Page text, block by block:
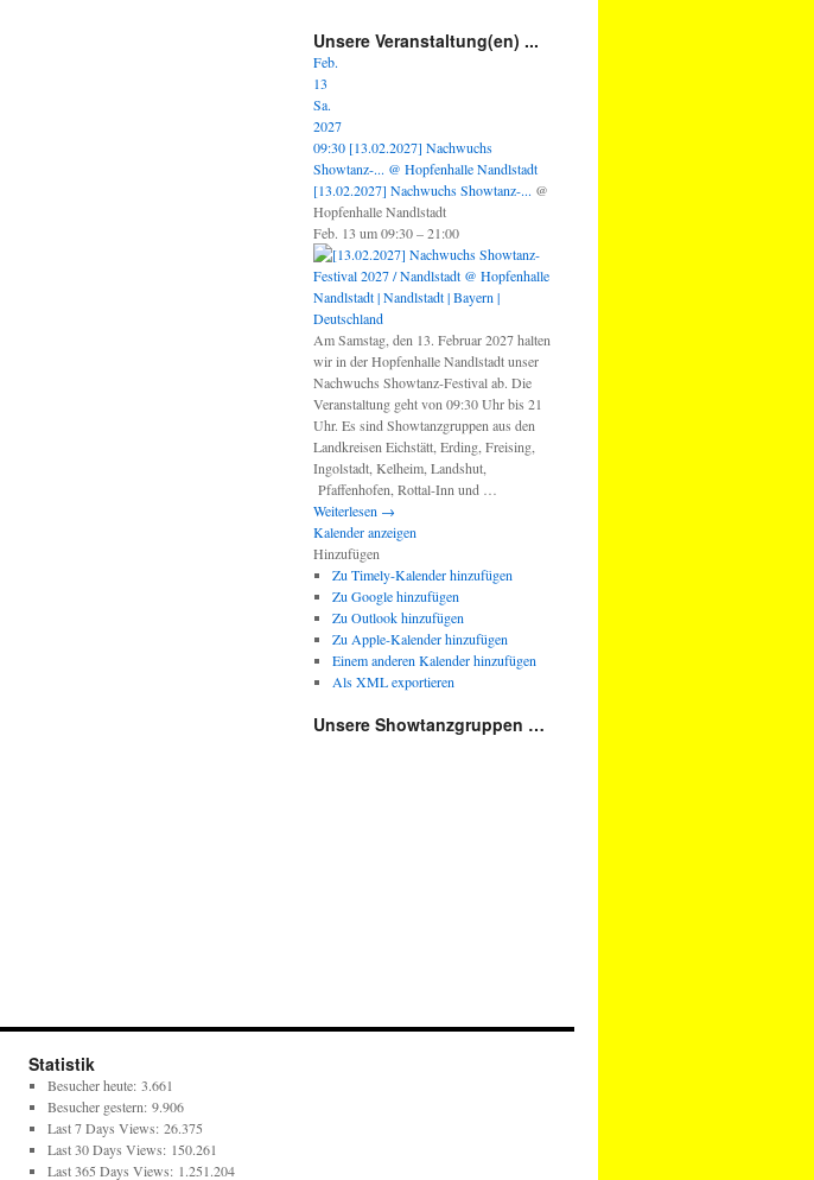
Unsere Veranstaltung(en) ...
Feb.
13
Sa.
2027
09:30 [13.02.2027] Nachwuchs
Showtanz-... @ Hopfenhalle Nandlstadt
[13.02.2027] Nachwuchs Showtanz-... @
Hopfenhalle Nandlstadt
Feb. 13 um 09:30 – 21:00
Am Samstag, den 13. Februar 2027 halten
wir in der Hopfenhalle Nandlstadt unser
Nachwuchs Showtanz-Festival ab. Die
Veranstaltung geht von 09:30 Uhr bis 21
Uhr. Es sind Showtanzgruppen aus den
Landkreisen Eichstätt, Erding, Freising,
Ingolstadt, Kelheim, Landshut,
Pfaffenhofen, Rottal-Inn und …
Weiterlesen →
Kalender anzeigen
Hinzufügen
Zu Timely-Kalender hinzufügen
Zu Google hinzufügen
Zu Outlook hinzufügen
Zu Apple-Kalender hinzufügen
Einem anderen Kalender hinzufügen
Als XML exportieren
Unsere Showtanzgruppen …
Statistik
Besucher heute: 3.661
Besucher gestern: 9.906
Last 7 Days Views: 26.375
Last 30 Days Views: 150.261
Last 365 Days Views: 1.251.204